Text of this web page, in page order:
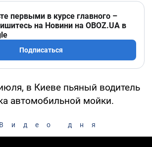
первыми в курсе главного –
на Новини на OBOZ.UA в
Подписаться
в Киеве пьяный водитель
автомобильной мойки.
Видео дня